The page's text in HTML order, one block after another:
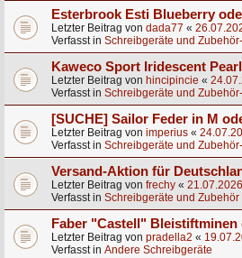
Esterbrook Esti Blueberry
Letzter Beitrag von dada77 «
Verfasst in Schreibgeräte und
Kaweco Sport Iridescent Pearl
Letzter Beitrag von hincipincie «
Verfasst in Schreibgeräte und
[SUCHE] Sailor Feder in M
Letzter Beitrag von imperius «
Verfasst in Schreibgeräte und
Versand-Aktion für
Letzter Beitrag von frechy «
Verfasst in Schreibgeräte und
Faber "Castell" Bleistiftminen
Letzter Beitrag von pradella2 «
Verfasst in Andere Schreibgeräte